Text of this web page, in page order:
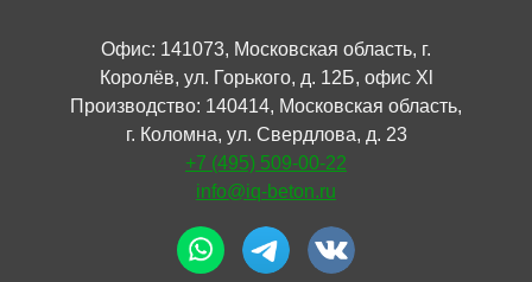
Офис: 141073, Московская область, г.
Королёв, ул. Горького, д. 12Б, офис Xl
Производство: 140414, Московская область,
г. Коломна, ул. Свердлова, д. 23
+7 (495) 509-00-22
info@iq-beton.ru